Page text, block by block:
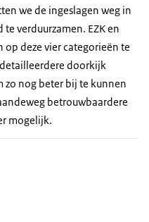
we de ingeslagen weg in
verduurzamen. EZK en
op deze vier categorieën te
doorkijk
nog beter bij te kunnen
betrouwbaardere
mogelijk.